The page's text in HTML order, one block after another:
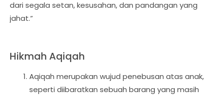
dari segala setan, kesusahan, dan pandangan yang
jahat.”
Hikmah Aqiqah
Aqiqah merupakan wujud penebusan atas anak,
seperti diibaratkan sebuah barang yang masih